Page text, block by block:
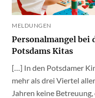
MELDUNGEN
Personalmangel bei
Potsdams Kitas
[…] In den Potsdamer
mehr als drei Viertel
Jahren keine